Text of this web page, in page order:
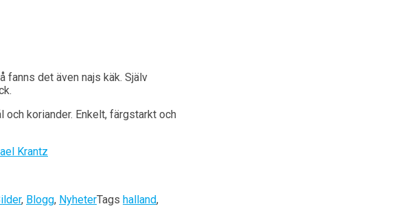
fanns det även najs käk. Själv
koriander. Enkelt, färgstarkt och
, Blogg, NyheterTags halland,